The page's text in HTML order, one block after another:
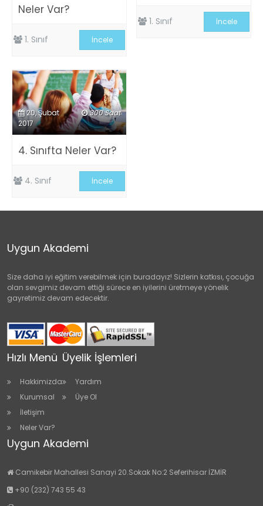
Neler Var?
1. Sınıf İncele
1. Sınıf İncele
300 Saat
20, Şubat
2017
4. Sınıfta Neler Var?
4. Sınıf İncele
Uygun Akademi
Size daha iyi eğitim verebilmek için buradayız! Sizlerin katkısı, çocuğa
olan sevgimiz devam ettiği sürece en iyilerini üretmeye yönelik
gayretimiz devam edecektir.
Hızlı Menü
Hakkimizda
Kurumsal
İletişim
Neler Var?
Üyelik İşlemleri
Yardım
Üye Ol
Uygun Akademi
Camikebir Mahallesi Sanayi 20.Sokak No:2 Seferihisar İZMİR
+90 (232) 743 55 43